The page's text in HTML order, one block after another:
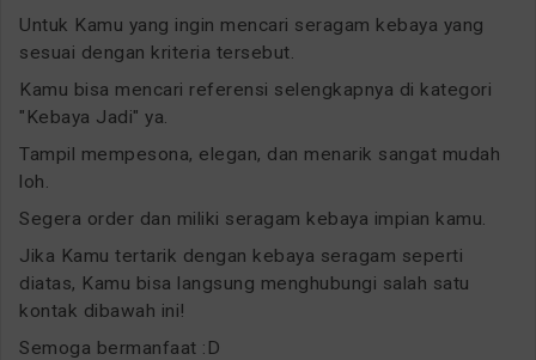
Untuk Kamu yang ingin mencari seragam kebaya yang
sesuai dengan kriteria tersebut.
Kamu bisa mencari referensi selengkapnya di kategori
"Kebaya Jadi" ya.
Tampil mempesona, elegan, dan menarik sangat mudah
loh.
Segera order dan miliki seragam kebaya impian kamu.
Jika Kamu tertarik dengan kebaya seragam seperti
diatas, Kamu bisa langsung menghubungi salah satu
kontak dibawah ini!
Semoga bermanfaat :D